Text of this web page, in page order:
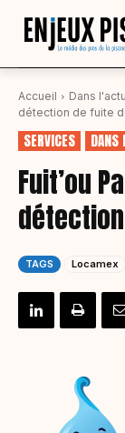
Accueil Dans l'actu
détection de fuite
SERVICES DANS
Fuit’ou
TAGS Locamex